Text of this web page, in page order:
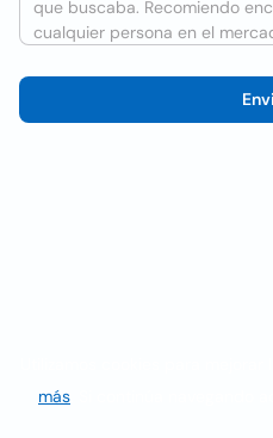
Utilizamos cookies para
más